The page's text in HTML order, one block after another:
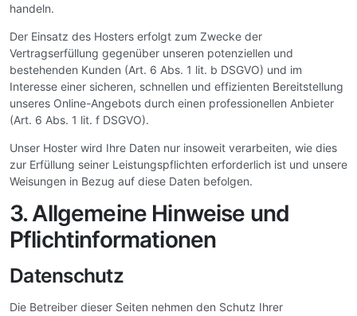
handeln.
Der Einsatz des Hosters erfolgt zum Zwecke der
Vertragserfüllung gegenüber unseren potenziellen und
bestehenden Kunden (Art. 6 Abs. 1 lit. b DSGVO) und im
Interesse einer sicheren, schnellen und effizienten Bereitstellung
unseres Online-Angebots durch einen professionellen Anbieter
(Art. 6 Abs. 1 lit. f DSGVO).
Unser Hoster wird Ihre Daten nur insoweit verarbeiten, wie dies
zur Erfüllung seiner Leistungspflichten erforderlich ist und unsere
Weisungen in Bezug auf diese Daten befolgen.
3. Allgemeine Hinweise und
Pflichtinformationen
Datenschutz
Die Betreiber dieser Seiten nehmen den Schutz Ihrer